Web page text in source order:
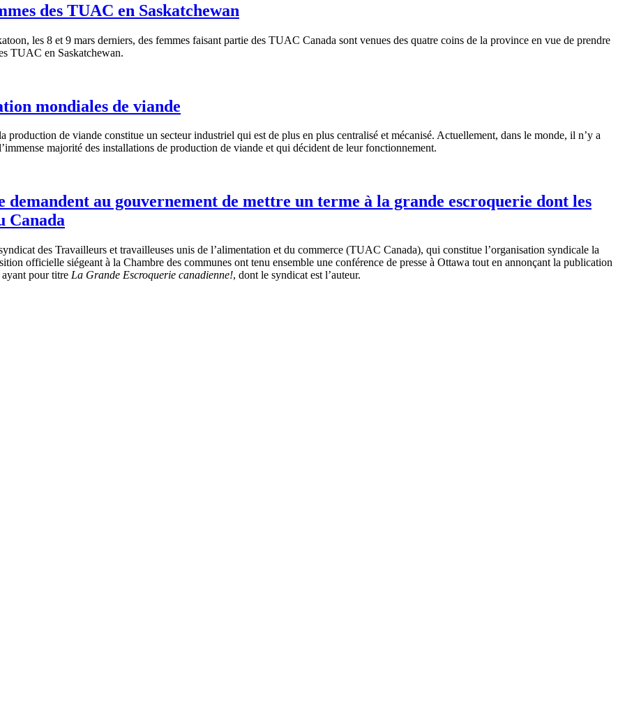
des TUAC en Saskatchewan
les 8 et 9 mars derniers, des femmes faisant partie des TUAC Canada sont venues des quatre coins de la province en vue de prendre
TUAC en Saskatchewan.
mondiales de viande
production de viande constitue un secteur industriel qui est de plus en plus centralisé et mécanisé. Actuellement, dans le monde, il n’y a
majorité des installations de production de viande et qui décident de leur fonctionnement.
au gouvernement de mettre un terme à la grande escroquerie dont les
Canada
des Travailleurs et travailleuses unis de l’alimentation et du commerce (TUAC Canada), qui constitue l’organisation syndicale la
officielle siégeant à la Chambre des communes ont tenu ensemble une conférence de presse à Ottawa tout en annonçant la publication
ayant pour titre La Grande Escroquerie canadienne!, dont le syndicat est l’auteur.